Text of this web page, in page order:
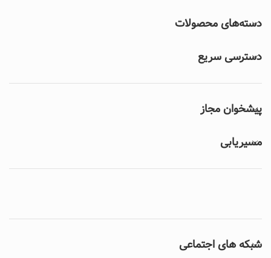
دسته‌های محصولات
دسترسی سریع
پیشخوان مجاز
مسیریابی
شبکه های اجتماعی